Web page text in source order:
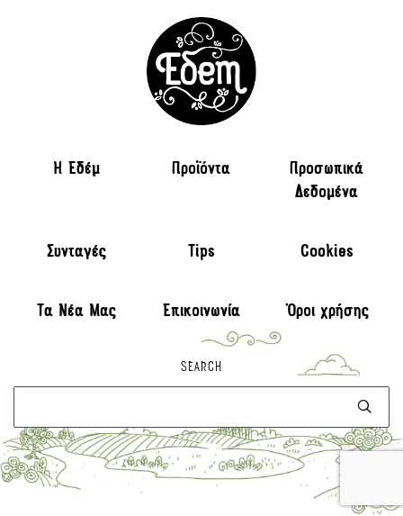
H Εδέμ Προϊόντα
Προσωπικά
Δεδομένα
Συνταγές Tips Cookies
Τα Νέα Μας Επικοινωνία Όροι χρήσης
SEARCH